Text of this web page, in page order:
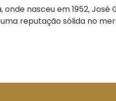
onde nasceu em 1952,
reputação sólida no